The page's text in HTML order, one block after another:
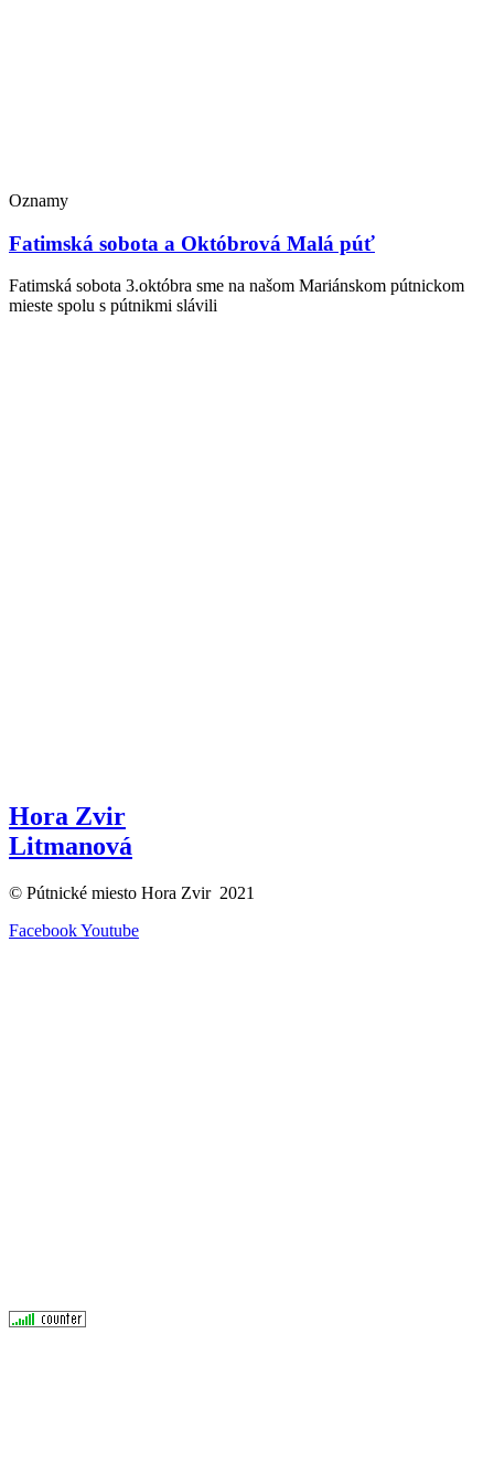
Oznamy
Fatimská sobota a Októbrová Malá púť
Fatimská sobota 3.októbra sme na našom Mariánskom pútnickom
mieste spolu s pútnikmi slávili
Hora Zvir
Litmanová
© Pútnické miesto Hora Zvir 2021
FacebookYoutube